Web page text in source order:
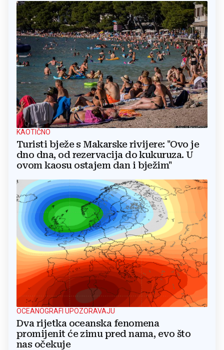
KAOTIČNO
Turisti bježe s Makarske rivijere: "Ovo je
dno dna, od rezervacija do kukuruza. U
ovom kaosu ostajem dan i bježim"
OCEANOGRAFI UPOZORAVAJU
Dva rijetka oceanska fenomena
promijenit će zimu pred nama, evo što
nas očekuje